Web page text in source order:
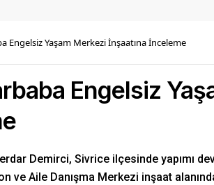
Engelsiz Yaşam Merkezi İnşaatına İnceleme
Engelsiz
Demirci, Sivrice ilçesinde yapımı
ve Aile Danışma Merkezi inşaat